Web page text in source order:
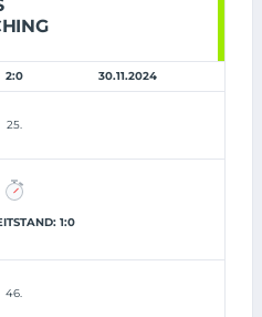
2:0 30.11.2024
25.
1:0
46.